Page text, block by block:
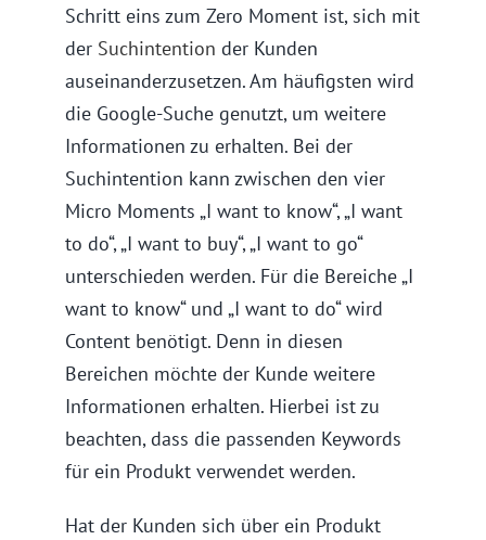
Schritt eins zum Zero Moment ist, sich mit
der Suchintention der Kunden
auseinanderzusetzen. Am häufigsten wird
die Google-Suche genutzt, um weitere
Informationen zu erhalten. Bei der
Suchintention kann zwischen den vier
Micro Moments „I want to know“, „I want
to do“, „I want to buy“, „I want to go“
unterschieden werden. Für die Bereiche „I
want to know“ und „I want to do“ wird
Content benötigt. Denn in diesen
Bereichen möchte der Kunde weitere
Informationen erhalten. Hierbei ist zu
beachten, dass die passenden Keywords
für ein Produkt verwendet werden.
Hat der Kunden sich über ein Produkt